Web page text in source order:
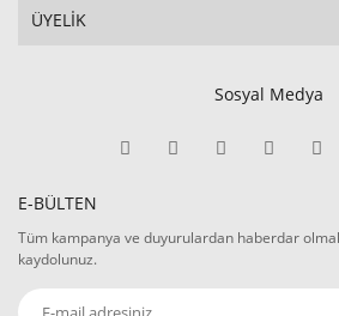
ÜYELİK
Sosyal Medya
E-BÜLTEN
Tüm kampanya ve duyurulardan haberdar
kaydolunuz.